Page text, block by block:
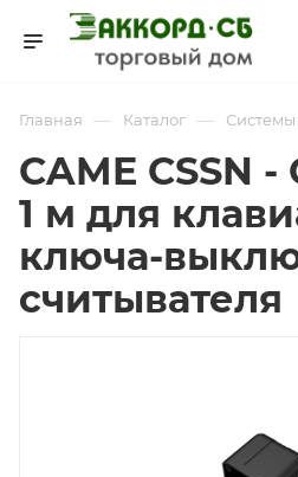
Главная — Каталог —
CAME CSSN -
1 м для
ключа-
считывателя